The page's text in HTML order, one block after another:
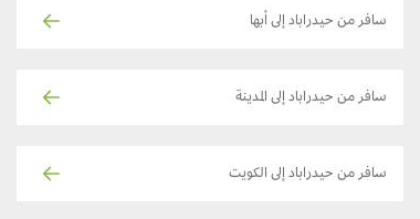
سافر من حيدراباد إلى أبها
سافر من حيدراباد إلى المدينة
سافر من حيدراباد إلى الكويت